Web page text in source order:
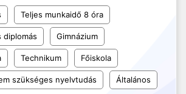
Teljes munkaidő 8 óra
diplomás Gimnázium
Technikum Főiskola
szükséges nyelvtudás Általános